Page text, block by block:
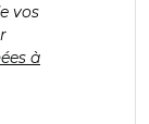
vos
à